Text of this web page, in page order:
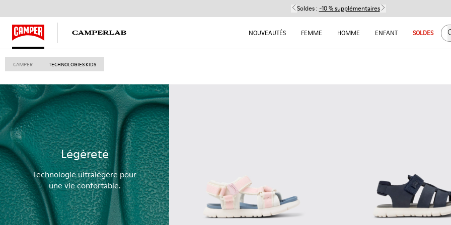
Soldes : -10 % supplémentaires
NOUVEAUTÉS FEMME HOMME ENFANT SOLDES
CAMPER TECHNOLOGIES KIDS
Légèreté
Technologie ultralégère pour
une vie confortable.